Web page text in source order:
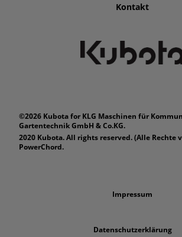
Kontakt
©2026 Kubota for KLG Maschinen für
Gartentechnik GmbH & Co.KG.
2020 Kubota. All rights reserved. (Alle Rechte
PowerChord.
Impressum
Datenschutzerklärung